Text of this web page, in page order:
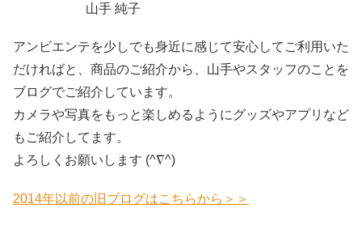
山手 純子
アンビエンテを少しでも身近に感じて安心してご利用いた
だければと、商品のご紹介から、山手やスタッフのことを
ブログでご紹介しています。
カメラや写真をもっと楽しめるようにグッズやアプリなど
もご紹介してます。
よろしくお願いします (^∇^)
2014年以前の旧ブログはこちらから＞＞